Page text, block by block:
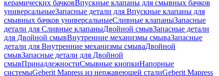
керамических бачковВпускные клапаны для смывных бачков
универсальныеЗапасные детали для Впускные клапаны для
смывных бачков универсальныеСливные клапаныЗапасные
детали для Сливные клапаныДвойной смывЗапасные детали
для Двойной смывВнутренние механизмы смываЗапасные
детали для Внутренние механизмы смываДвойной
смывЗапасные детали для Двойной
смывПринадлежностиСмывные кнопкиНапорные
системыGeberit Mapress из нержавеющей сталиGeberit Mapress